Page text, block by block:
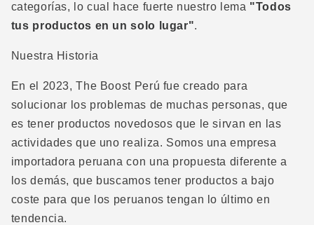
categorías, lo cual hace fuerte nuestro lema "Todos
tus productos en un solo lugar".
Nuestra Historia
En el 2023, The Boost Perú fue creado para
solucionar los problemas de muchas personas, que
es tener productos novedosos que le sirvan en las
actividades que uno realiza. Somos una empresa
importadora peruana con una propuesta diferente a
los demás, que buscamos tener productos a bajo
coste para que los peruanos tengan lo último en
tendencia.